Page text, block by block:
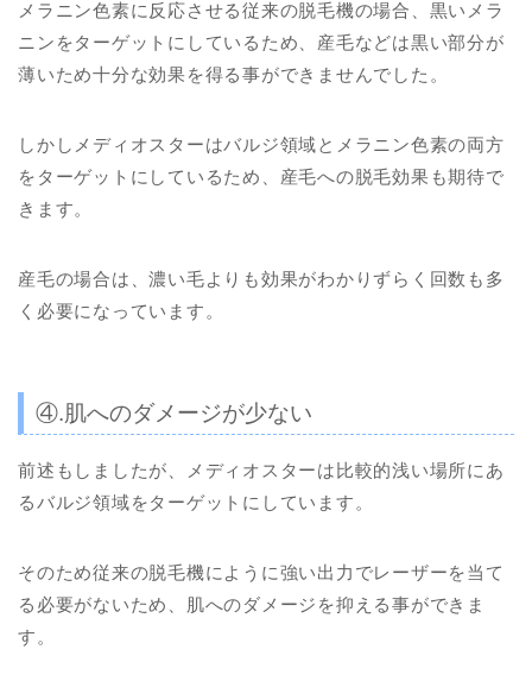
メラニン色素に反応させる従来の脱毛機の場合、黒いメラ
ニンをターゲットにしているため、産毛などは黒い部分が
薄いため十分な効果を得る事ができませんでした。
しかしメディオスターはバルジ領域とメラニン色素の両方
をターゲットにしているため、産毛への脱毛効果も期待で
きます。
産毛の場合は、濃い毛よりも効果がわかりずらく回数も多
く必要になっています。
④.肌へのダメージが少ない
前述もしましたが、メディオスターは比較的浅い場所にあ
るバルジ領域をターゲットにしています。
そのため従来の脱毛機にように強い出力でレーザーを当て
る必要がないため、肌へのダメージを抑える事ができま
す。